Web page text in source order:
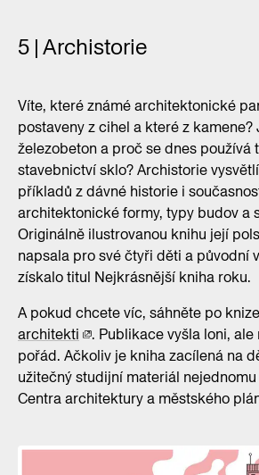
5 | Archistorie
Víte, které známé architektonické
postaveny z cihel a které z kamene?
železobeton a proč se dnes používá
stavebnictví sklo? Archistorie
příkladů z dávné historie i
architektonické formy, typy budov a
Originálně ilustrovanou knihu její
napsala pro své čtyři děti a původní
získalo titul Nejkrásnější kniha roku.
A pokud chcete víc, sáhněte po knize
architekti
. Publikace vyšla loni,
pořád. Ačkoliv je kniha zacílená na
užitečný studijní materiál
Centra architektury a městského